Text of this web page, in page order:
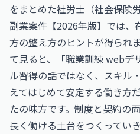
をまとめた社労士（社会保険
副業案件【2026年版】 では、
方の整え方のヒントが得られ
て見ると、「職業訓練 webデ
ル習得の話ではなく、スキル
えてはじめて安定する働き方
たの味方です。制度と契約の
長く働ける土台をつくってい